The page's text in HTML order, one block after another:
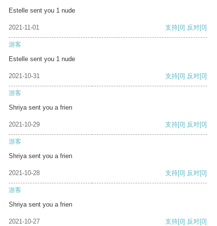
Estelle sent you 1 nude
2021-11-01 支持[0] 反对[0]
游客
Estelle sent you 1 nude
2021-10-31 支持[0] 反对[0]
游客
Shriya sent you a frien
2021-10-29 支持[0] 反对[0]
游客
Shriya sent you a frien
2021-10-28 支持[0] 反对[0]
游客
Shriya sent you a frien
2021-10-27 支持[0] 反对[0]